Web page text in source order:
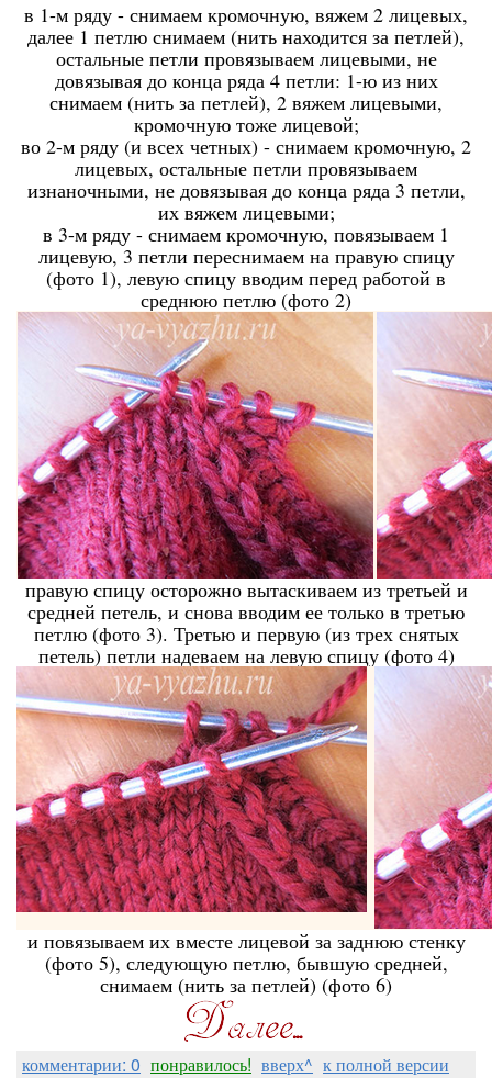
в 1-м ряду - снимаем кромочную, вяжем 2 лицевых,
далее 1 петлю снимаем (нить находится за петлей),
остальные петли провязываем лицевыми, не
довязывая до конца ряда 4 петли: 1-ю из них
снимаем (нить за петлей), 2 вяжем лицевыми,
кромочную тоже лицевой;
во 2-м ряду (и всех четных) - снимаем кромочную, 2
лицевых, остальные петли провязываем
изнаночными, не довязывая до конца ряда 3 петли,
их вяжем лицевыми;
в 3-м ряду - снимаем кромочную, повязываем 1
лицевую, 3 петли переснимаем на правую спицу
(фото 1), левую спицу вводим перед работой в
среднюю петлю (фото 2)
правую спицу осторожно вытаскиваем из третьей и
средней петель, и снова вводим ее только в третью
петлю (фото 3). Третью и первую (из трех снятых
петель) петли надеваем на левую спицу (фото 4)
и повязываем их вместе лицевой за заднюю стенку
(фото 5), следующую петлю, бывшую средней,
снимаем (нить за петлей) (фото 6)
комментарии: 0 понравилось! вверх^ к полной версии